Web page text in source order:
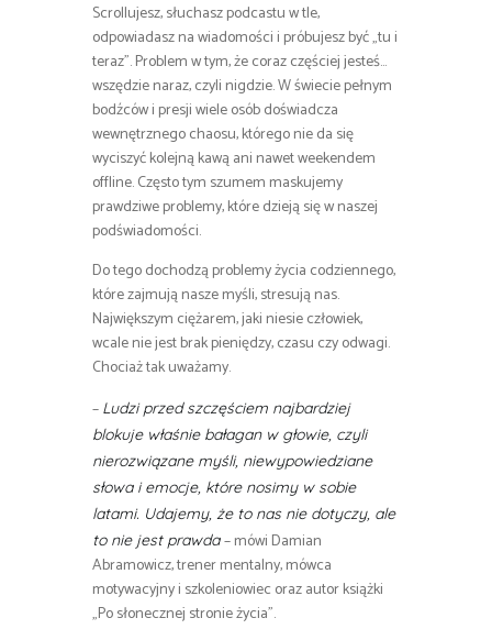
Scrollujesz, słuchasz podcastu w tle,
odpowiadasz na wiadomości i próbujesz być „tu i
teraz”. Problem w tym, że coraz częściej jesteś…
wszędzie naraz, czyli nigdzie. W świecie pełnym
bodźców i presji wiele osób doświadcza
wewnętrznego chaosu, którego nie da się
wyciszyć kolejną kawą ani nawet weekendem
offline. Często tym szumem maskujemy
prawdziwe problemy, które dzieją się w naszej
podświadomości.
Do tego dochodzą problemy życia codziennego,
które zajmują nasze myśli, stresują nas.
Największym ciężarem, jaki niesie człowiek,
wcale nie jest brak pieniędzy, czasu czy odwagi.
Chociaż tak uważamy.
– Ludzi przed szczęściem najbardziej
blokuje właśnie bałagan w głowie, czyli
nierozwiązane myśli, niewypowiedziane
słowa i emocje, które nosimy w sobie
latami. Udajemy, że to nas nie dotyczy, ale
to nie jest prawda– mówi Damian
Abramowicz, trener mentalny, mówca
motywacyjny i szkoleniowiec oraz autor książki
„Po słonecznej stronie życia”.